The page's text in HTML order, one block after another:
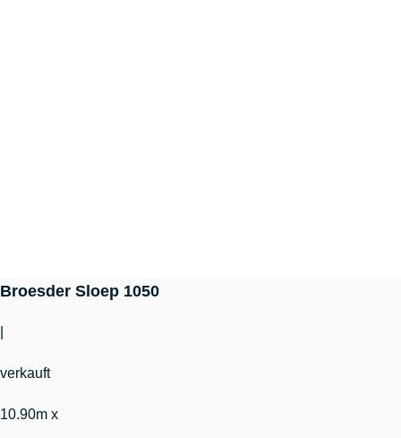
Broesder Sloep 1050
verkauft
10.90m x